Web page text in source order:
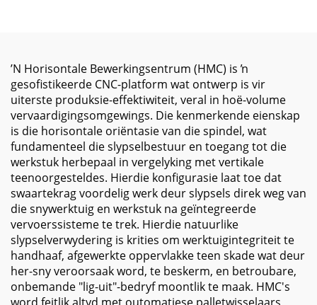
ʼN Horisontale Bewerkingsentrum (HMC) is ŉ
gesofistikeerde CNC-platform wat ontwerp is vir
uiterste produksie-effektiwiteit, veral in hoë-volume
vervaardigingsomgewings. Die kenmerkende eienskap
is die horisontale oriëntasie van die spindel, wat
fundamenteel die slypselbestuur en toegang tot die
werkstuk herbepaal in vergelyking met vertikale
teenoorgesteldes. Hierdie konfigurasie laat toe dat
swaartekrag voordelig werk deur slypsels direk weg van
die snywerktuig en werkstuk na geïntegreerde
vervoerssisteme te trek. Hierdie natuurlike
slypselverwydering is krities om werktuigintegriteit te
handhaaf, afgewerkte oppervlakke teen skade wat deur
her-sny veroorsaak word, te beskerm, en betroubare,
onbemande "lig-uit"-bedryf moontlik te maak. HMC's
word feitlik altyd met outomatiese palletwisselaars